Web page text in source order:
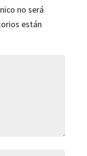
no será
están